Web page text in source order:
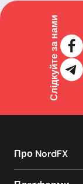
Слідкуйте за нами
Про NordFX